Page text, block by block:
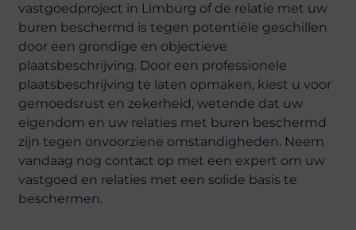
vastgoedproject in Limburg of de relatie met uw
buren beschermd is tegen potentiële geschillen
door een grondige en objectieve
plaatsbeschrijving. Door een professionele
plaatsbeschrijving te laten opmaken, kiest u voor
gemoedsrust en zekerheid, wetende dat uw
eigendom en uw relaties met buren beschermd
zijn tegen onvoorziene omstandigheden. Neem
vandaag nog contact op met een expert om uw
vastgoed en relaties met een solide basis te
beschermen.